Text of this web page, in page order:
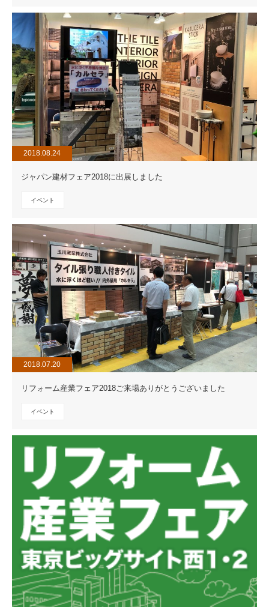
2018.08.24
ジャパン建材フェア2018に出展しました
イベント
2018.07.20
リフォーム産業フェア2018ご来場ありがとうございました
イベント